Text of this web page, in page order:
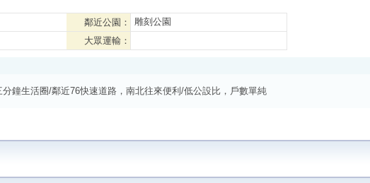
鄰近公園：
雕刻公園
大眾運輸：
鐘生活圈/鄰近76快速道路，南北往來便利/低公設比，戶數單純